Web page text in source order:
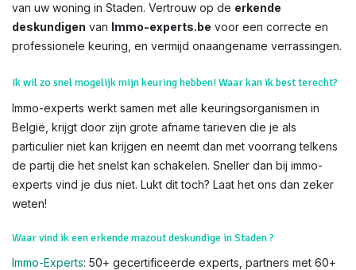
van uw woning in Staden. Vertrouw op de erkende
deskundigen van Immo-experts.be voor een correcte en
professionele keuring, en vermijd onaangename verrassingen.
Ik wil zo snel mogelijk mijn keuring hebben! Waar kan ik best terecht?
Immo-experts werkt samen met alle keuringsorganismen in
België, krijgt door zijn grote afname tarieven die je als
particulier niet kan krijgen en neemt dan met voorrang telkens
de partij die het snelst kan schakelen. Sneller dan bij immo-
experts vind je dus niet. Lukt dit toch? Laat het ons dan zeker
weten!
Waar vind ik een erkende mazout deskundige in Staden ?
Immo-Experts: 50+ gecertificeerde experts, partners met 60+